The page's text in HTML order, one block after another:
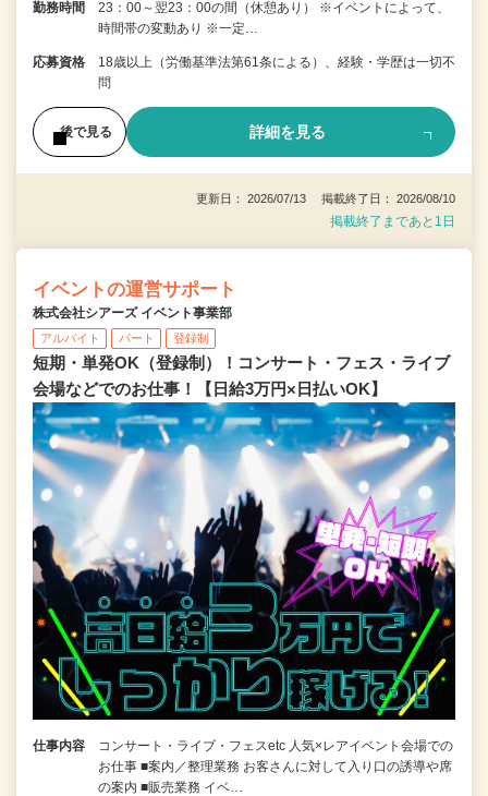
勤務時間
23：00～翌23：00の間（休憩あり） ※イベントによって、
時間帯の変動あり ※一定…
応募資格
18歳以上（労働基準法第61条による）、経験・学歴は一切不
問
後で見る 詳細を見る
更新日： 2026/07/13 掲載終了日： 2026/08/10
掲載終了まであと1日
イベントの運営サポート
株式会社シアーズ イベント事業部
アルバイト パート 登録制
短期・単発OK（登録制）！コンサート・フェス・ライブ
会場などでのお仕事！【日給3万円×日払いOK】
仕事内容
コンサート・ライブ・フェスetc 人気×レアイベント会場での
お仕事 ■案内／整理業務 お客さんに対して入り口の誘導や席
の案内 ■販売業務 イベ…